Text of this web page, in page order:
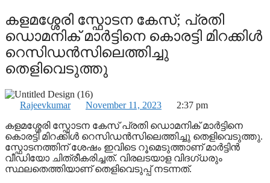
കളമശ്ശേരി സ്ഫോടന കേസ്; പ്രതി
ഡൊമനിക് മാർട്ടിനെ കൊര‌ട്ടി മിറക്കിൾ
റെസിഡൻസിലെത്തിച്ചു
തെളിവെടുത്തു
Rajeevkumar November 11, 2023
2:37 pm
കളമശ്ശേരി സ്ഫോടന കേസ് പ്രതി ഡൊമനിക് മാർട്ടിനെ
കൊര‌ട്ടി മിറക്കിൾ റെസിഡൻസിലെത്തിച്ചു തെളിവെടുത്തു.
സ്ഫോടനത്തിന് ശേഷം ഇവിടെ റൂമെടുത്താണ് മാർട്ടിൻ
വീഡിയോ ചിത്രീകരിച്ചത്. വിരലടയാള വിദ​ഗ്ധരും
സ്ഥലതെത്തിയാണ് തെളിവെടുപ്പ് നടന്നത്.